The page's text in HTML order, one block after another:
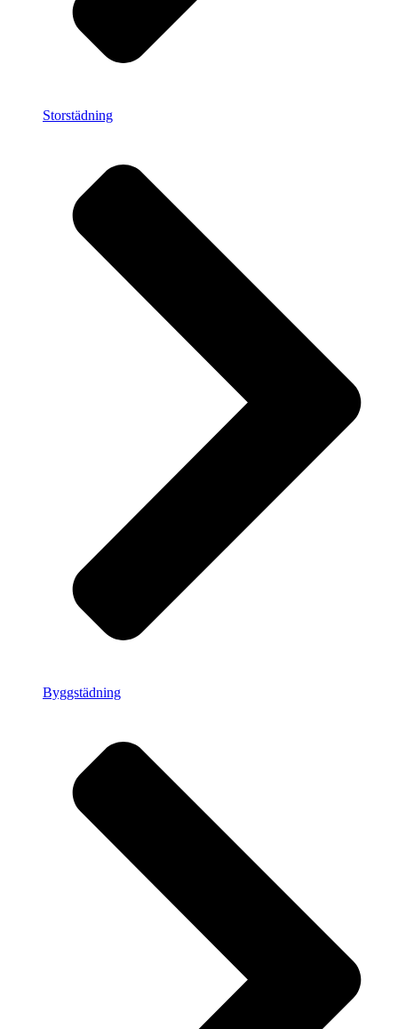
Storstädning
Byggstädning